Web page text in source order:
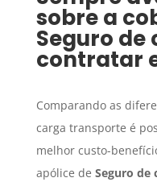
sobre a
Seguro de
contratar
Comparando as
carga transporte é
melhor custo-
apólice de Seguro de